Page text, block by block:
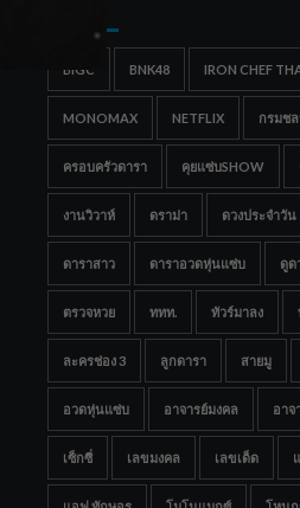
BIGC BNK48 IRON CHEF
MONOMAX NETFLIX กรมช
ครอบครัวดารา คุยแซ่บSHOW
งานวิวาห์ ดราม่า ดวงประจำวัน
ดาราสาว ดาราอวดหุ่นแซ่บ ดูด
ตรวจหวย ททท. ทัวร์มาลง
ละครช่อง 3 ลูกดารา สายมู
อวดหุ่นแซ่บ อาจารย์มงคล อาจ
เซ็กซี่ เลขมงคล เลขเด็ด